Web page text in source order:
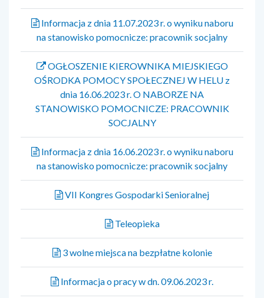
Informacja z dnia 11.07.2023 r. o wyniku naboru
na stanowisko pomocnicze: pracownik socjalny
OGŁOSZENIE KIEROWNIKA MIEJSKIEGO
OŚRODKA POMOCY SPOŁECZNEJ W HELU z
dnia 16.06.2023 r. O NABORZE NA
STANOWISKO POMOCNICZE: PRACOWNIK
SOCJALNY
Informacja z dnia 16.06.2023 r. o wyniku naboru
na stanowisko pomocnicze: pracownik socjalny
VII Kongres Gospodarki Senioralnej
Teleopieka
3 wolne miejsca na bezpłatne kolonie
Informacja o pracy w dn. 09.06.2023 r.